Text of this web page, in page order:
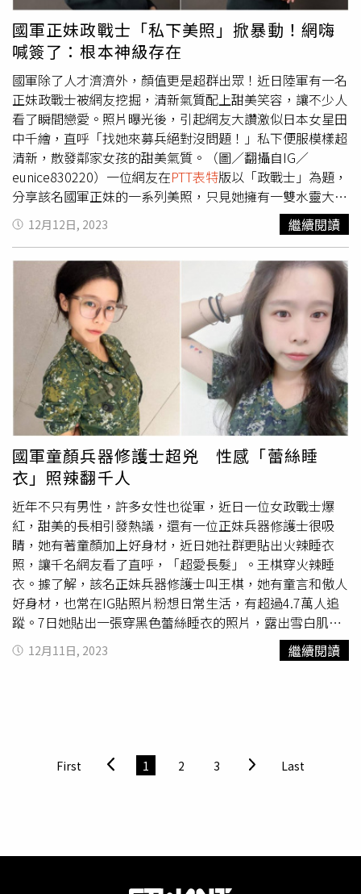
國軍正妹政戰士「私下美照」掀暴動！網嗨
喊簽了：根本神級存在
國軍除了人才濟濟外，顏值更是超群出眾！近日陸軍有一名
正妹政戰士被網友挖掘，清新氣質配上甜美笑容，讓不少人
看了瞬間戀愛。照片曝光後，引起網友大讚激似日本女星田
中千繪，直呼「找她來募兵絕對沒問題！」私下便服模樣超
清新，散發鄰家女孩的甜美氣質。（圖／翻攝自IG／
eunice830220）一位網友在PTT表特版以「政戰士」為題，
分享該名國軍正妹的一系列美照，只見她擁有一雙水靈大
眼、可愛臥蠶，外型清純有如鄰家女孩般的無害氣質，吸引
大批網友朝聖狂讚，「很清新耶，軍裝那張好讚」、「很正
了吧，這在國軍中超頂了」、「這在裡面根本神級存在了
吧」、「這個在國軍一定一堆人狂追了」、「有這樣的政戰
士，你幾點回營？」另外也有男網友打趣直呼要從軍，「上
戰場囉」、「簽了簽了」、「現在報名打仗來得及嗎？」、
「要是都這種，那就不缺兵了吧。」事實上，該名正妹是陸
軍第六軍團關渡地區指揮部的葉姓政戰中士，她也經常在IG
上分享軍旅生活和私下便服美照，國軍英勇形象與甜美外貌
完美詮釋「反差萌」，目前帳號粉絲人數已突破2700人。
12月12日, 2023 繼續閱讀
國軍童顏兵器修護士超兇 性感「蕾絲睡
衣」照辣翻千人
近年不只有男性，許多女性也從軍，近日一位女政戰士爆
紅，甜美的長相引發熱議，還有一位正妹兵器修護士很吸
睛，她有著童顏加上好身材，近日她社群更貼出火辣睡衣
照，讓千名網友看了直呼，「超愛長髮」。王棋穿火辣睡
衣。據了解，該名正妹兵器修護士叫王棋，她有童言和傲人
好身材，也常在IG貼照片粉想日常生活，有超過4.7萬人追
蹤。7日她貼出一張穿黑色蕾絲睡衣的照片，露出雪白肌
膚，事業線更是大方秀出來，讓人看了鼻血直流。王棋發文
說，「短髮控都可以滾了，本人此生都會是長髮。」此文曝
漂亮」。此外，近日也有一名女政戰士上
PTT表特
版，有人
貼出她的一系列照片，她笑容甜美還有酒窩，迷倒不少網
的政戰士，你幾點回營」、「非陰間來說也是不錯嘍」、
12月11日, 2023 繼續閱讀
First 1 2 3 Last